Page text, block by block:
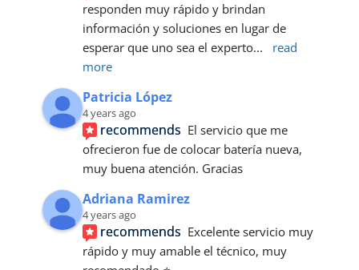
responden muy rápido y brindan
información y soluciones en lugar de
esperar que uno sea el experto...
read
more
Patricia López
4 years ago
recommends El servicio que me
ofrecieron fue de colocar batería nueva,
muy buena atención. Gracias
Adriana Ramirez
4 years ago
recommends Excelente servicio muy
rápido y muy amable el técnico, muy